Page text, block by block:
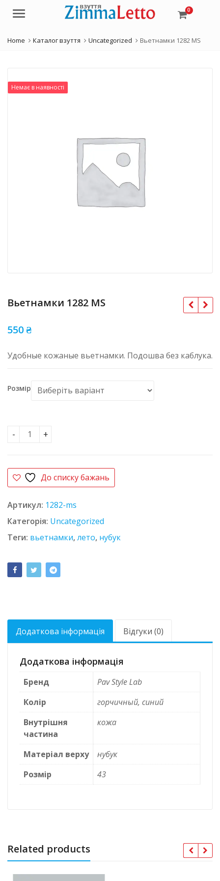
Menu 0
Home Каталог взуття Uncategorized Вьетнамки 1282 MS
Немає в наявності
Вьетнамки 1282 MS
550₴
Удобные кожаные вьетнамки. Подошва без каблука.
Розмір
Вьетнамки 1282 MS кількість
До списку бажань
Артикул: 1282-ms
Категорія: Uncategorized
Теги: вьетнамки,лето, нубук
Додаткова інформація Відгуки (0)
Додаткова інформація
Бренд
Pav Style Lab
Колір
горчичный, синий
Внутрішня
частина
кожа
Матеріал верху
нубук
Розмір
43
Related products